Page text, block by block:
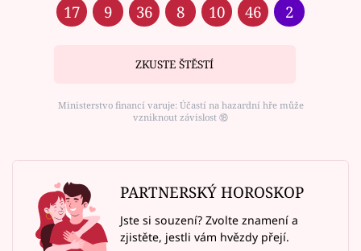
17 9 36 8 10 46 2
ZKUSTE ŠTĚSTÍ
Ministerstvo financí varuje: Účastí na hazardní hře může
vzniknout závislost ⑱
PARTNERSKÝ HOROSKOP
Jste si souzení? Zvolte znamení a
zjistěte, jestli vám hvězdy přejí.